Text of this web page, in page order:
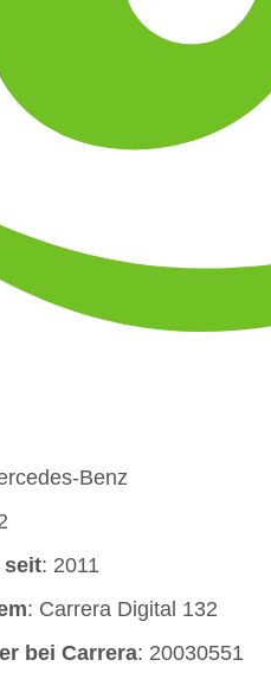
Benz
seit: 2011
: Carrera Digital 132
bei Carrera: 20030551